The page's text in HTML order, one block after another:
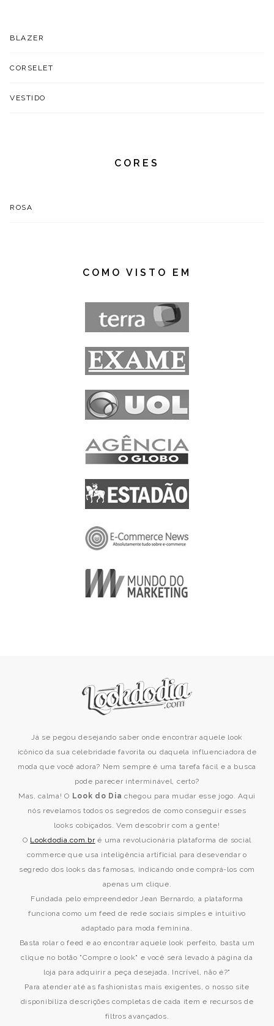
BLAZER
CORSELET
VESTIDO
CORES
ROSA
COMO VISTO EM
Já se pegou desejando saber onde encontrar aquele look
icônico da sua celebridade favorita ou daquela influenciadora de
moda que você adora? Nem sempre é uma tarefa fácil e a busca
pode parecer interminável, certo?
Mas, calma! O Look do Dia chegou para mudar esse jogo. Aqui
nós revelamos todos os segredos de como conseguir esses
looks cobiçados. Vem descobrir com a gente!
O Lookdodia.com.bré uma revolucionária plataforma de social
commerce que usa inteligência artificial para desevendar o
segredo dos looks das famosas, indicando onde comprá-los com
apenas um clique.
Fundada pelo empreendedor Jean Bernardo, a plataforma
funciona como um feed de rede sociais simples e intuitivo
adaptado para moda feminina.
Basta rolar o feed e ao encontrar aquele look perfeito, basta um
clique no botão "Compre o look" e você será levado à página da
loja para adquirir a peça desejada. Incrível, não é?"
Para atender até as fashionistas mais exigentes, o nosso site
disponibiliza descrições completas de cada item e recursos de
filtros avançados.